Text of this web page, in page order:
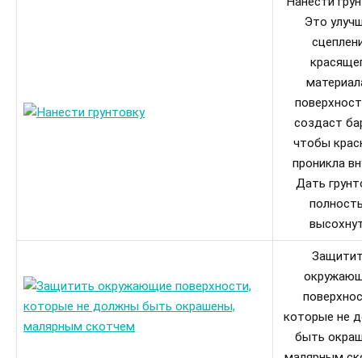
Это
создаст
чтобы
проникла
Дать
которые не
быть